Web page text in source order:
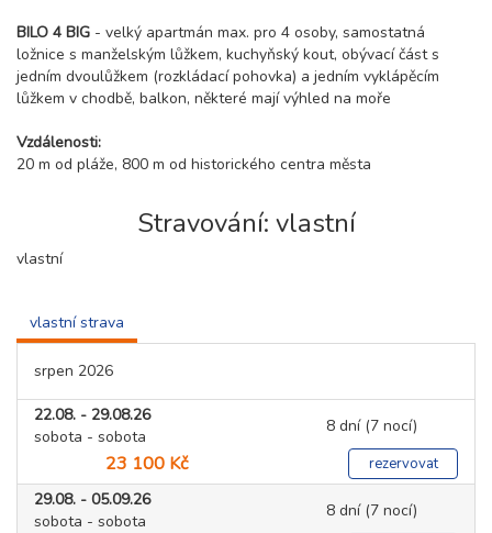
BILO 4 BIG - velký apartmán max. pro 4 osoby, samostatná
ložnice s manželským lůžkem, kuchyňský kout, obývací část s
jedním dvoulůžkem (rozkládací pohovka) a jedním vyklápěcím
lůžkem v chodbě, balkon, některé mají výhled na moře
Vzdálenosti:
20 m od pláže, 800 m od historického centra města
Stravování: vlastní
vlastní
vlastní strava
srpen 2026
22.08. - 29.08.26
sobota - sobota
8 dní (7 nocí)
23 100 Kč rezervovat
29.08. - 05.09.26
sobota - sobota
8 dní (7 nocí)